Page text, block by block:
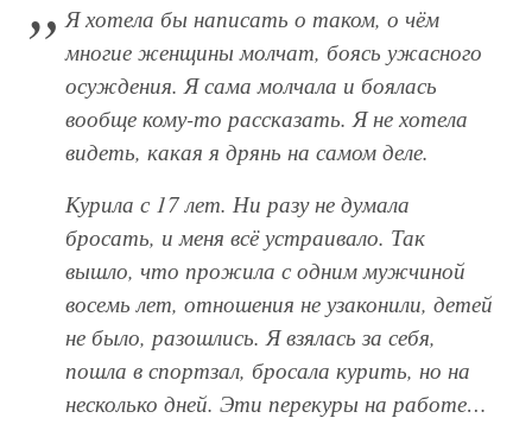
Я хотела бы написать о таком, о чём
многие женщины молчат, боясь ужасного
осуждения. Я сама молчала и боялась
вообще кому-то рассказать. Я не хотела
видеть, какая я дрянь на самом деле.
Курила с 17 лет. Ни разу не думала
бросать, и меня всё устраивало. Так
вышло, что прожила с одним мужчиной
восемь лет, отношения не узаконили, детей
не было, разошлись. Я взялась за себя,
пошла в спортзал, бросала курить, но на
несколько дней. Эти перекуры на работе…